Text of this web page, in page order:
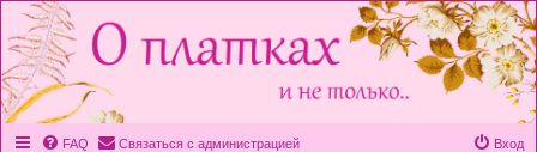
FAQ Связаться с администрацией Вход